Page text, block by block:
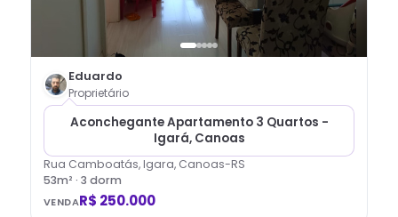
Eduardo
Proprietário
Aconchegante Apartamento 3 Quartos -
Igará, Canoas
Rua Camboatás, Igara, Canoas-RS
53m² · 3 dorm
VENDAR$ 250.000